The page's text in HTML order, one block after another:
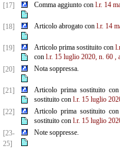
[17] Comma aggiunto con l.r. 14
[18] Articolo abrogato con l.r. 14
[19] Articolo prima sostituito con
con l.r. 15 luglio 2020, n. 60 ,
[20]
Nota soppressa.
[21] Articolo prima sostituito con
sostituito con l.r. 15 luglio
[22]
Articolo prima sostituito con
sostituito con l.r. 15 luglio
[23-
25]
Note soppresse.